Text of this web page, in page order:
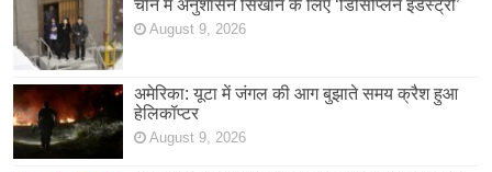
चीन में अनुशासन सिखाने के लिए ‘डिसिप्लिन इंडस्ट्री’
August 9, 2026
अमेरिका: यूटा में जंगल की आग बुझाते समय क्रैश हुआ
हेलिकॉप्टर
August 9, 2026